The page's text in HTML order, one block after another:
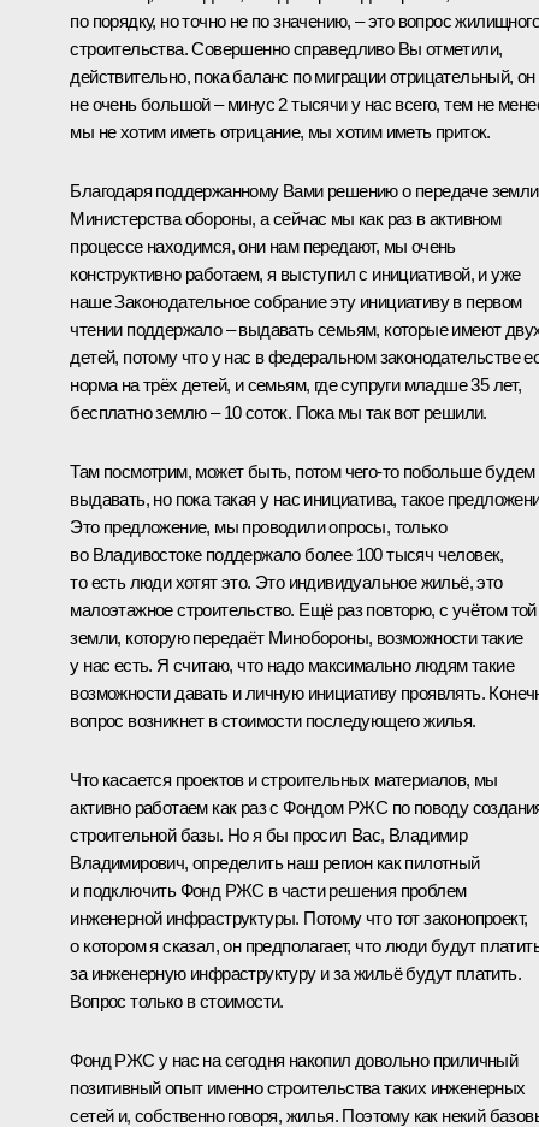
по порядку, но точно не по значению, – это вопрос жилищного
строительства. Совершенно справедливо Вы отметили,
действительно, пока баланс по миграции отрицательный, он
не очень большой – минус 2 тысячи у нас всего, тем не
мы не хотим иметь отрицание, мы хотим иметь приток.
Благодаря поддержанному Вами решению о передаче земли
Министерства обороны, а сейчас мы как раз в активном
процессе находимся, они нам передают, мы очень
конструктивно работаем, я выступил с инициативой, и уже
наше Законодательное собрание эту инициативу в первом
чтении поддержало – выдавать семьям, которые имеют
детей, потому что у нас в федеральном законодательстве
норма на трёх детей, и семьям, где супруги младше 35 лет,
бесплатно землю – 10 соток. Пока мы так вот решили.
Там посмотрим, может быть, потом чего‑то побольше будем
выдавать, но пока такая у нас инициатива, такое
Это предложение, мы проводили опросы, только
во Владивостоке поддержало более 100 тысяч человек,
то есть люди хотят это. Это индивидуальное жильё, это
малоэтажное строительство. Ещё раз повторю, с учётом той
земли, которую передаёт Минобороны, возможности такие
у нас есть. Я считаю, что надо максимально людям такие
возможности давать и личную инициативу проявлять.
вопрос возникнет в стоимости последующего жилья.
Что касается проектов и строительных материалов, мы
активно работаем как раз с Фондом РЖС по поводу
строительной базы. Но я бы просил Вас, Владимир
Владимирович, определить наш регион как пилотный
и подключить Фонд РЖС в части решения проблем
инженерной инфраструктуры. Потому что тот законопроект,
о котором я сказал, он предполагает, что люди будут
за инженерную инфраструктуру и за жильё будут платить.
Вопрос только в стоимости.
Фонд РЖС у нас на сегодня накопил довольно приличный
позитивный опыт именно строительства таких инженерных
сетей и, собственно говоря, жилья. Поэтому как некий